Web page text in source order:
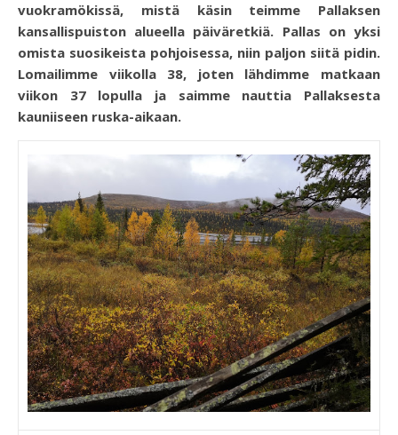
vuokramökissä, mistä käsin teimme Pallaksen
kansallispuiston alueella päiväretkiä. Pallas on yksi
omista suosikeista pohjoisessa, niin paljon siitä pidin.
Lomailimme viikolla 38, joten lähdimme matkaan
viikon 37 lopulla ja saimme nauttia Pallaksesta
kauniiseen ruska-aikaan.